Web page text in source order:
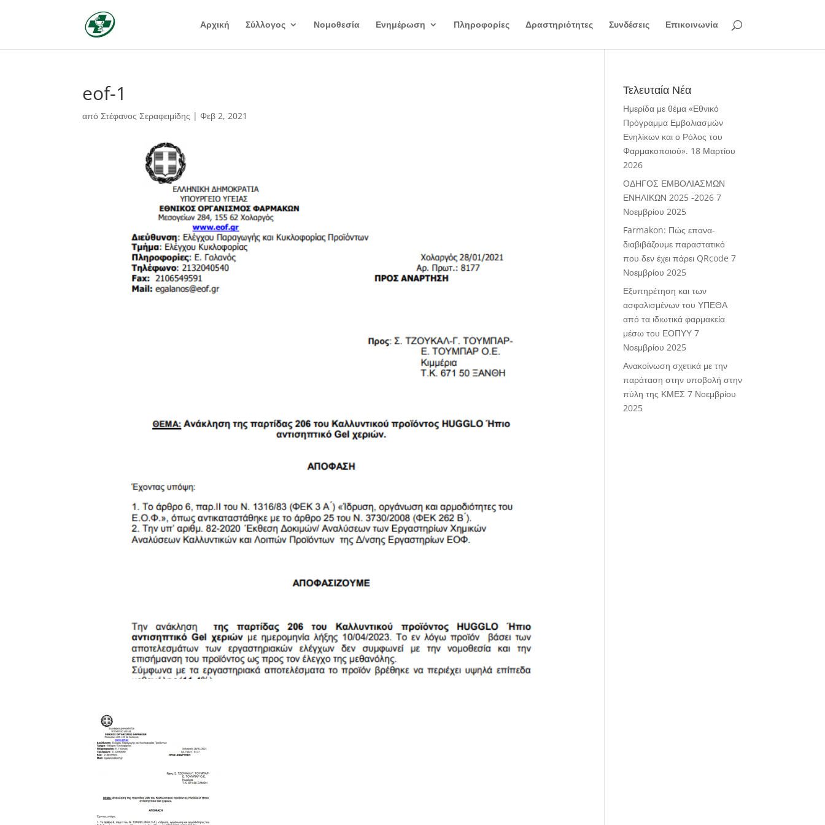
Αρχική Σύλλογος Νομοθεσία Ενημέρωση Πληροφορίες Δραστηριότητες Συνδέσεις Επικοινωνία
eof-1
απόΣτέφανος Σεραφειμίδης |Φεβ 2, 2021
Τελευταία Νέα
Ημερίδα με θέμα «Εθνικό
Πρόγραμμα Εμβολιασμών
Ενηλίκων και ο Ρόλος του
Φαρμακοποιού». 18 Μαρτίου
2026
ΟΔΗΓΟΣ ΕΜΒΟΛΙΑΣΜΩΝ
ΕΝΗΛΙΚΩΝ 2025 -2026 7
Νοεμβρίου 2025
Farmakon: Πώς επανα-
διαβιβάζουμε παραστατικό
που δεν έχει πάρει QRcode 7
Νοεμβρίου 2025
Εξυπηρέτηση και των
ασφαλισμένων του ΥΠΕΘΑ
από τα ιδιωτικά φαρμακεία
μέσω του ΕΟΠΥΥ 7
Νοεμβρίου 2025
Ανακοίνωση σχετικά με την
παράταση στην υποβολή στην
πύλη της ΚΜΕΣ 7 Νοεμβρίου
2025